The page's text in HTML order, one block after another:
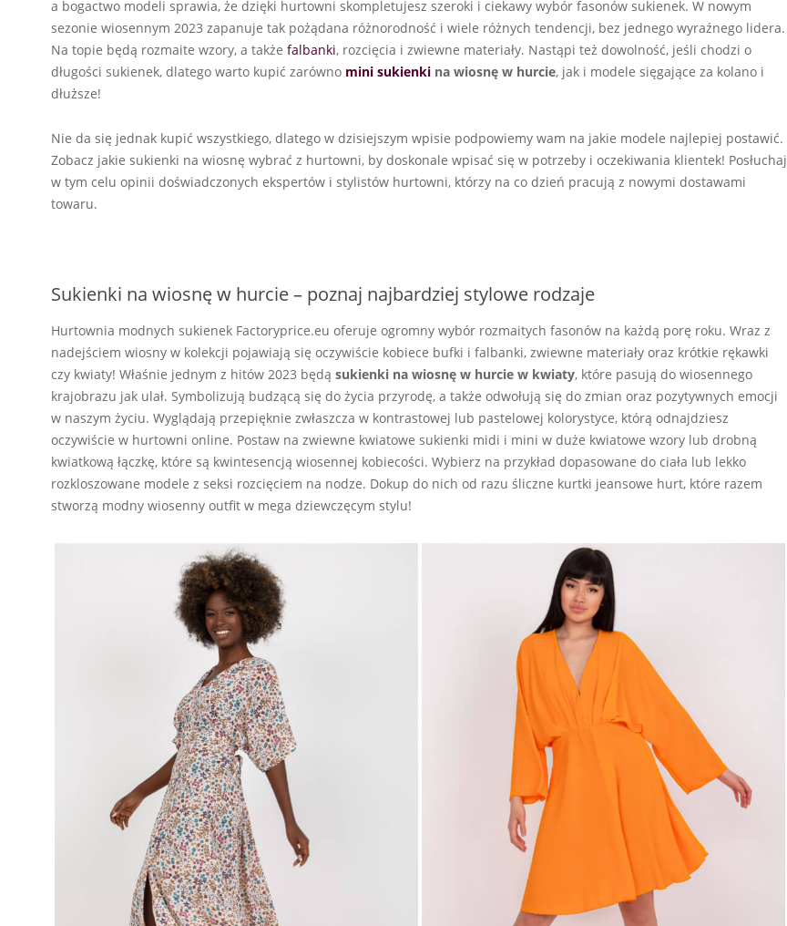
a bogactwo modeli sprawia, że dzięki hurtowni skompletujesz szeroki i ciekawy wybór fasonów sukienek. W nowym
sezonie wiosennym 2023 zapanuje tak pożądana różnorodność i wiele różnych tendencji, bez jednego wyraźnego lidera.
Na topie będą rozmaite wzory, a także falbanki, rozcięcia i zwiewne materiały. Nastąpi też dowolność, jeśli chodzi o
długości sukienek, dlatego warto kupić zarówno mini sukienki na wiosnę w hurcie, jak i modele sięgające za kolano i
dłuższe!
Nie da się jednak kupić wszystkiego, dlatego w dzisiejszym wpisie podpowiemy wam na jakie modele najlepiej postawić.
Zobacz jakie sukienki na wiosnę wybrać z hurtowni, by doskonale wpisać się w potrzeby i oczekiwania klientek! Posłuchaj
w tym celu opinii doświadczonych ekspertów i stylistów hurtowni, którzy na co dzień pracują z nowymi dostawami
towaru.
Sukienki na wiosnę w hurcie – poznaj najbardziej stylowe rodzaje
Hurtownia modnych sukienek Factoryprice.eu oferuje ogromny wybór rozmaitych fasonów na każdą porę roku. Wraz z
nadejściem wiosny w kolekcji pojawiają się oczywiście kobiece bufki i falbanki, zwiewne materiały oraz krótkie rękawki
czy kwiaty! Właśnie jednym z hitów 2023 będą sukienki na wiosnę w hurcie w kwiaty, które pasują do wiosennego
krajobrazu jak ulał. Symbolizują budzącą się do życia przyrodę, a także odwołują się do zmian oraz pozytywnych emocji
w naszym życiu. Wyglądają przepięknie zwłaszcza w kontrastowej lub pastelowej kolorystyce, którą odnajdziesz
oczywiście w hurtowni online. Postaw na zwiewne kwiatowe sukienki midi i mini w duże kwiatowe wzory lub drobną
kwiatkową łączkę, które są kwintesencją wiosennej kobiecości. Wybierz na przykład dopasowane do ciała lub lekko
rozkloszowane modele z seksi rozcięciem na nodze. Dokup do nich od razu śliczne kurtki jeansowe hurt, które razem
stworzą modny wiosenny outfit w mega dziewczęcym stylu!